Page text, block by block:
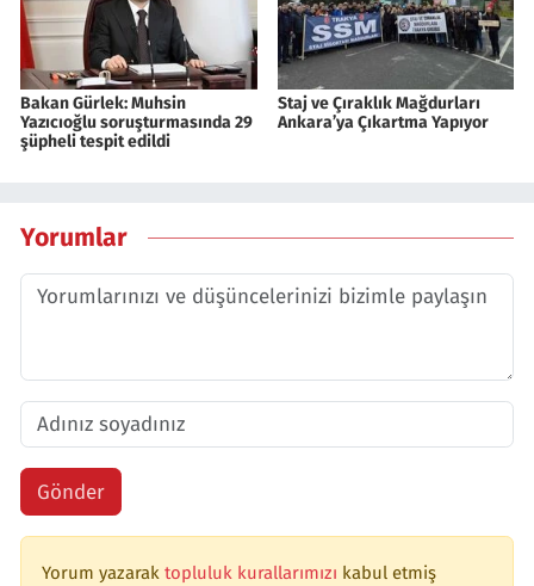
Bakan Gürlek: Muhsin
Yazıcıoğlu soruşturmasında 29
şüpheli tespit edildi
Staj ve Çıraklık Mağdurları
Ankara’ya Çıkartma Yapıyor
Yorumlar
Gönder
Yorum yazarak topluluk kurallarımızı kabul etmiş